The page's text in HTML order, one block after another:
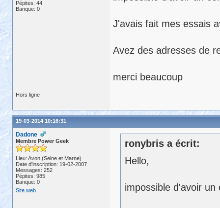
Pépites: 44
Banque: 0
J'avais fait mes essais
Avez des adresses de
merci beaucoup
Hors ligne
19-03-2014 10:16:31
Dadone
Membre Power Geek
Lieu: Avon (Seine et Marne)
Date d'inscription: 19-02-2007
Messages: 252
Pépites: 985
Banque: 0
Site web
ronybris a écrit:
Hello,
impossible d'avoir